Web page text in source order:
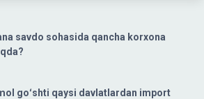
savdo sohasida qancha korxona
goʻshti qaysi davlatlardan import